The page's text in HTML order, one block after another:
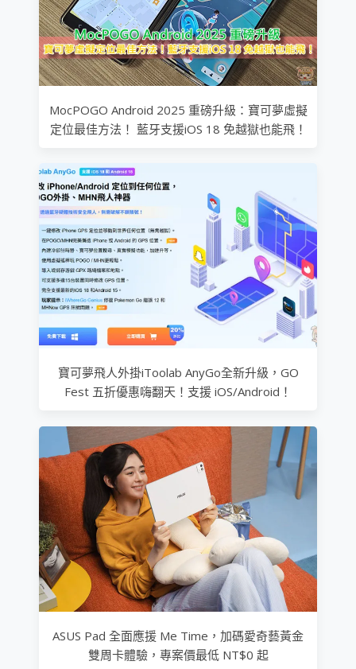
MocPOGO Android 2025 重磅升級：寶可夢虛擬
定位最佳方法！ 藍牙支援iOS 18 免越獄也能飛！
寶可夢飛人外掛iToolab AnyGo全新升級，GO
Fest 五折優惠嗨翻天！支援 iOS/Android！
ASUS Pad 全面應援 Me Time，加碼愛奇藝黃金
雙周卡體驗，專案價最低 NT$0 起